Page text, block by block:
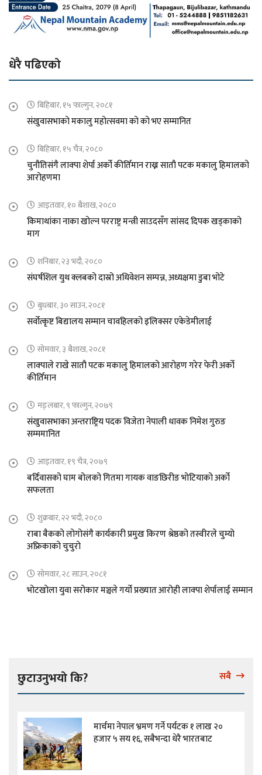
धेरै पढिएको
बिहिबार, १५ फाल्गुन, २०८१
संखुवासभाको मकालु महोत्सवमा को को भए सम्मानित
बिहिबार, १५ चैत्र, २०८०
चुनौतिसंगै लाक्पा शेर्पा अर्को कीर्तिमान राख्न सातौ पटक मकालु हिमालको
आरोहणमा
आइतवार, १० बैशाख, २०८०
किमाथांका नाका खोल्न परराष्ट्र मन्त्री साउदसँग सांसद दिपक खड्काको
माग
शनिबार, २३ भदौ, २०८०
संघर्षशिल युथ क्लबको दास्रो अधिवेशन सम्पन्न, अध्यक्षमा डुबा भोटे
बुधबार, ३० साउन, २०८१
सर्वोत्कृष्ट बिद्यालय सम्मान चावहिलको इलिक्सर एकेडेमीलाई
सोमवार, ३ बैशाख, २०८१
लाक्पाले राखे सातौ पटक मकालु हिमालको आरोहण गरेर फेरी अर्को
कीर्तिमान
मङ्लबार, ९ फाल्गुन, २०७९
संखुवासभाका अन्तराष्ट्रिय पदक विजेता नेपाली धावक निमेश गुरुङ
सम्ममानित
आइतवार, १९ चैत्र, २०७९
बर्दिवासको घाम बोलको गितमा गायक वाङछिरीङ भोटियाको अर्को
सफलता
शुक्रबार, २२ भदौ, २०८०
राबा बैकको लोगोसंगै कार्यकारी प्रमुख किरण श्रेष्ठको तस्वीरले चुम्यो
अफ्रिकाको चुचुरो
सोमवार, २८ साउन, २०८१
भोटखोला युवा सरोकार मञ्चले गर्यो प्रख्यात आरोही लाक्पा शेर्पालाई सम्मान
छुटाउनुभयो कि? सबै
मार्चमा नेपाल भ्रमण गर्ने पर्यटक १ लाख २०
हजार ५ सय १६, सबैभन्दा धेरै भारतबाट